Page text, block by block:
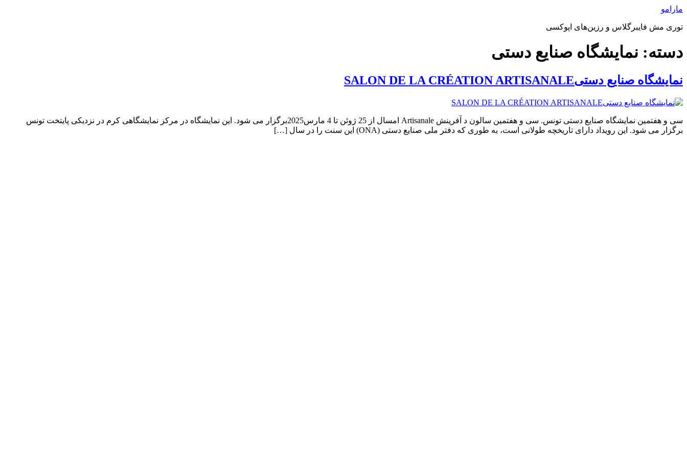
پرش
محتوا
مارامو
توری مش فایبرگلاس و رزین‌های اپوکسی
دسته: نمایشگاه صنایع دستی
نمایشگاه صنایع دستیSALON DE LA CRÉATION ARTISANALE
سی و هفتمین نمایشگاه صنایع دستی تونس. سی و هفتمین سالون د آفرینش Artisanale امسال از 25 ژوئن تا 4 مارس2025برگزار می شود. این نمایشگاه در مرکز نمایشگاهی کرم در نزدیکی پایتخت تونس
برگزار می شود. این رویداد دارای تاریخچه طولانی است، به طوری که دفتر ملی صنایع دستی (ONA) این سنت را در سال […]